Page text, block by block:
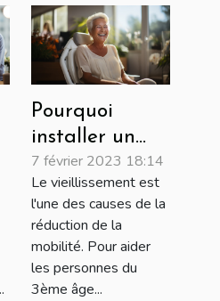
Pourquoi
installer un
monte-
escalier?
7 février 2023 18:14
Le vieillissement est
l'une des causes de la
réduction de la
mobilité. Pour aider
les personnes du
3ème âge...